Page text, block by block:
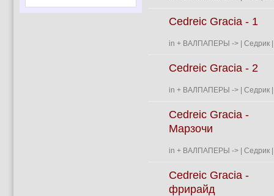
Cedreic Graciа - 1
in + ВАЛПАПЕРЫ -> | Седрик |
Cedreic Graciа - 2
in + ВАЛПАПЕРЫ -> | Седрик |
Cedreic Graciа -
Марзочи
in + ВАЛПАПЕРЫ -> | Седрик |
Cedreic Graciа -
фрирайд